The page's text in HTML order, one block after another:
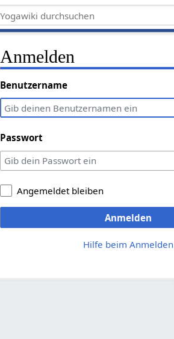
Anmelden
Benutzername
Passwort
Angemeldet bleiben
Anmelden
Hilfe beim Anmelden